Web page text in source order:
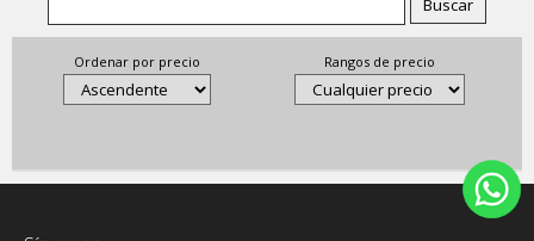
Ordenar por precio Rangos de precio